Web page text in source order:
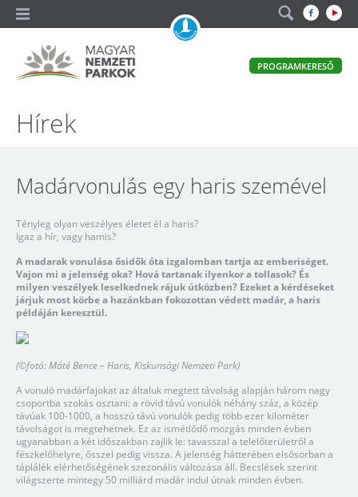
Magyar
Parkok
PROGRAMKERESŐ
Hírek
Madárvonulás egy haris szemével
Tényleg olyan veszélyes életet él a haris?
Igaz a hír, vagy hamis?
A madarak vonulása ősidők óta izgalomban tartja az emberiséget.
Vajon mi a jelenség oka? Hová tartanak ilyenkor a tollasok? És
milyen veszélyek leselkednek rájuk útközben? Ezeket a kérdéseket
járjuk most körbe a hazánkban fokozottan védett madár, a haris
példáján keresztül.
(©fotó: Máté Bence – Haris, Kiskunsági Nemzeti Park)
A vonuló madárfajokat az általuk megtett távolság alapján három nagy
csoportba szokás osztani: a rövid távú vonulók néhány száz, a közép
távúak 100-1000, a hosszú távú vonulók pedig több ezer kilométer
távolságot is megtehetnek. Ez az ismétlődő mozgás minden évben
ugyanabban a két időszakban zajlik le: tavasszal a telelőterületről a
fészkelőhelyre, ősszel pedig vissza. A jelenség hátterében elsősorban a
táplálék elérhetőségének szezonális változása áll. Becslések szerint
világszerte mintegy 50 milliárd madár indul útnak minden évben.